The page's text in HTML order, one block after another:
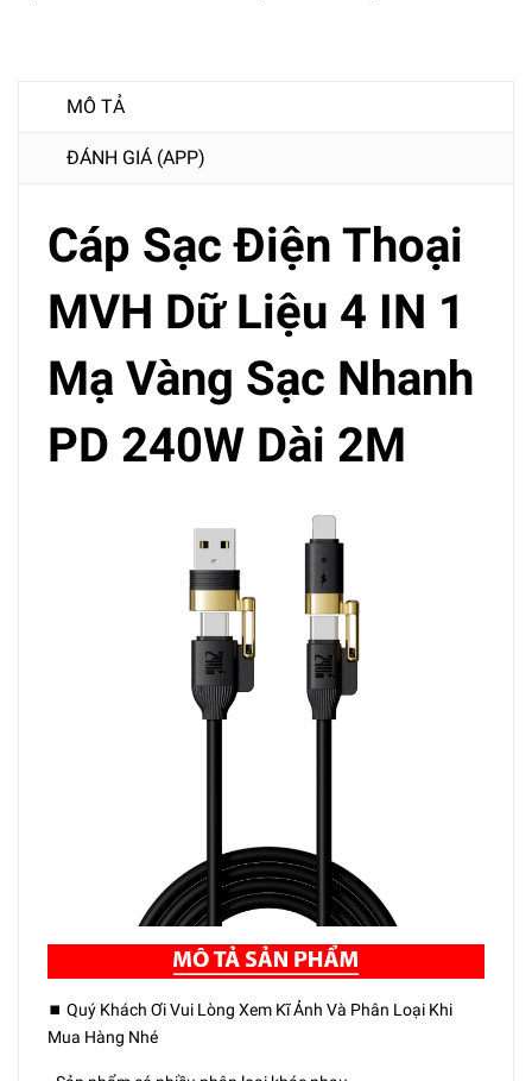
MÔ TẢ
ĐÁNH GIÁ (APP)
Cáp Sạc Điện Thoại
MVH Dữ Liệu 4 IN 1
Mạ Vàng Sạc Nhanh
PD 240W Dài 2M
⏹️ Quý Khách Ơi Vui Lòng Xem Kĩ Ảnh Và Phân Loại Khi
Mua Hàng Nhé